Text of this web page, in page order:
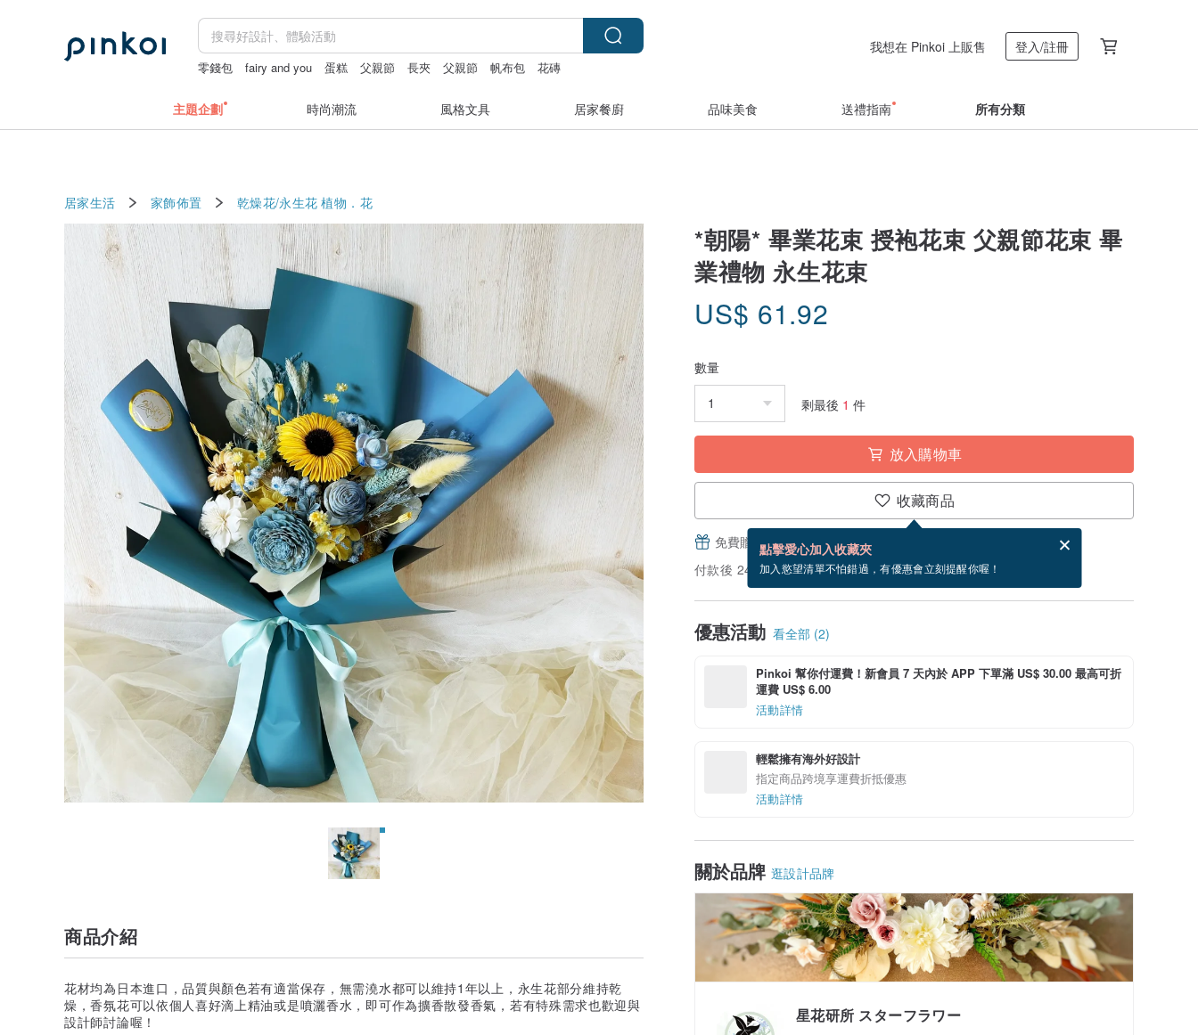
零錢包 fairy and you 蛋糕 父親節 長夾 父親節 帆布包 花磚
我想在 Pinkoi 上販售 登入/註冊
主題企劃 時尚潮流 風格文具 居家餐廚 品味美食 送禮指南 所有分類
居家生活 家飾佈置 乾燥花/永生花 植物．花
*朝陽* 畢業花束 授袍花束 父親節花束 畢
業禮物 永生花束
US$ 61.92
數量
剩最後 1 件
放入購物車
收藏商品
點擊愛心加入收藏夾
加入慾望清單不怕錯過，有優惠會立刻提醒你喔！
免費贈送電子賀卡，結帳完成後填寫
付款後 24 小時內出貨。（不包含週五到週日）
優惠活動 看全部 (2)
Pinkoi 幫你付運費！新會員 7 天內於 APP 下單滿 US$ 30.00 最高可折
運費 US$ 6.00
活動詳情
輕鬆擁有海外好設計
指定商品跨境享運費折抵優惠
活動詳情
關於品牌 逛設計品牌
星花研所 スターフラワー
商品介紹
花材均為日本進口，品質與顏色若有適當保存，無需澆水都可以維持1年以上，永生花部分維持乾
燥，香氛花可以依個人喜好滴上精油或是噴灑香水，即可作為擴香散發香氣，若有特殊需求也歡迎與
設計師討論喔！